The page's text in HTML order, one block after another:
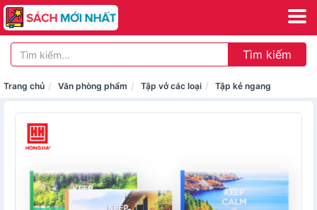
Tìm kiếm
Trang chủ Văn phòng phẩm Tập vở các loại Tập kẻ ngang